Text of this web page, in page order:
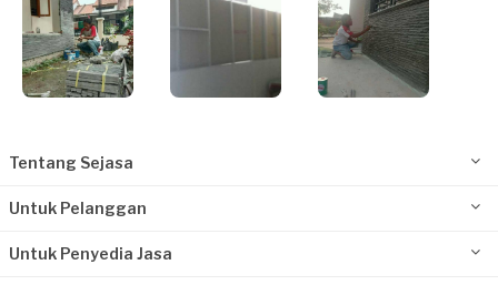
Tentang Sejasa
Untuk Pelanggan
Untuk Penyedia Jasa